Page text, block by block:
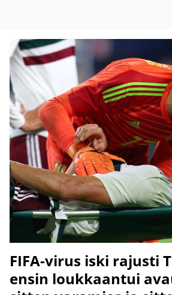
FIFA-virus iski rajusti
ensin loukkaantui